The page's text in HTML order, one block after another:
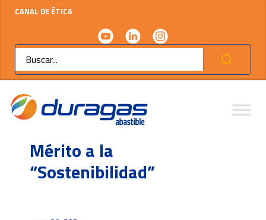
CANAL DE ÉTICA
Ok
Mérito a la
“Sostenibilidad”